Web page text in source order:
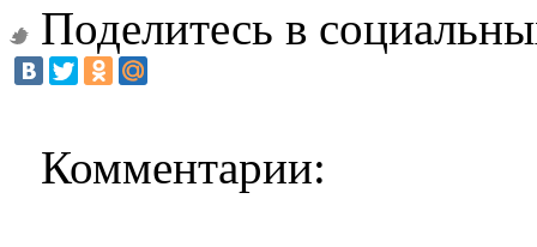
Поделитесь в
Комментарии: